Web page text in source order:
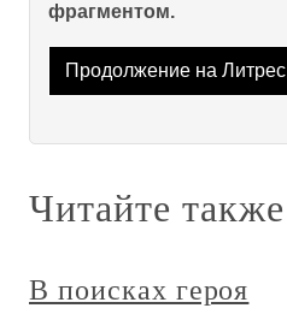
фрагментом.
Продолжение на Литрес
Читайте также
В поисках героя